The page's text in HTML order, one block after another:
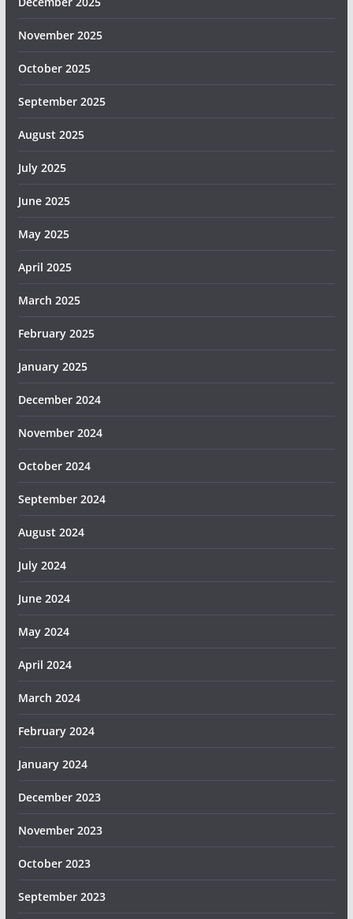
November 2025
October 2025
September 2025
August 2025
July 2025
June 2025
May 2025
April 2025
March 2025
February 2025
January 2025
December 2024
November 2024
October 2024
September 2024
August 2024
July 2024
June 2024
May 2024
April 2024
March 2024
February 2024
January 2024
December 2023
November 2023
October 2023
September 2023